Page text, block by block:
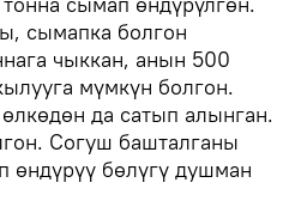
сымапка болгон
чыккан, анын 500
мүмкүн болгон.
да сатып алынган.
Согуш башталганы
өндүрүү бөлүгү душман